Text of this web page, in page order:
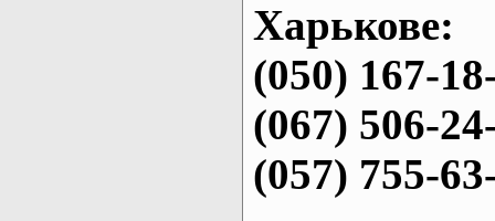
Харькове:
(050) 167-
(067) 506-
(057) 755-